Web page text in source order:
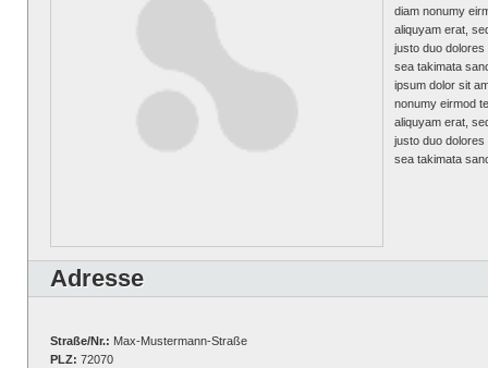
diam nonumy
aliquyam erat,
justo duo
sea takimata
ipsum dolor sit
nonumy eirmod
aliquyam erat,
justo duo
sea takimata
Adresse
Straße/Nr.: Max-Mustermann-Straße
PLZ: 72070